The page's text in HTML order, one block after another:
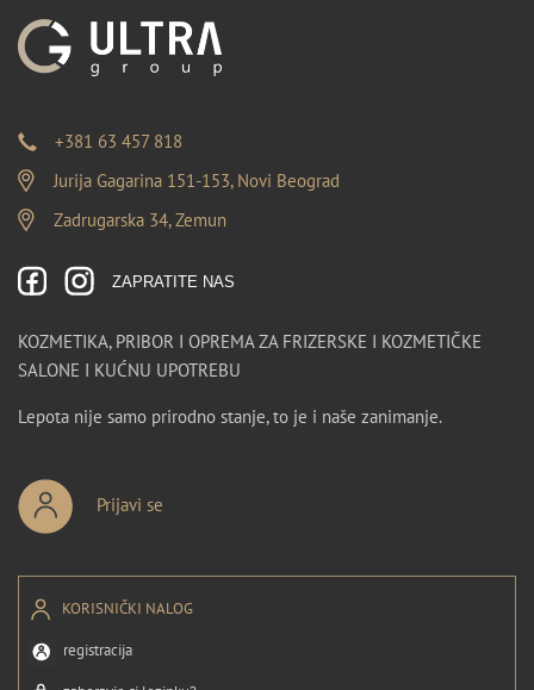
+381 63 457 818
Jurija Gagarina 151-153, Novi Beograd
Zadrugarska 34, Zemun
ZAPRATITE NAS
KOZMETIKA, PRIBOR I OPREMA ZA FRIZERSKE I KOZMETIČKE
SALONE I KUĆNU UPOTREBU
Lepota nije samo prirodno stanje, to je i naše zanimanje.
Prijavi se
KORISNIČKI NALOG
registracija